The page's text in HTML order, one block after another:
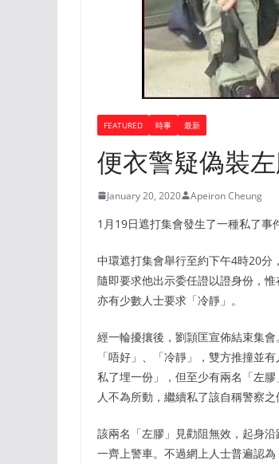
FEATURED 時事 最新
便衣警疑偽裝
January 20, 2020 Apeiron Cheung
1月19日遮打集會發生了一種私了事
中環遮打集會舉行至約下午4時20分
隨即要求他出示委任證以證身份，
亦有少數人士要求「冷靜」。
經一輪擾攘後，劉頴匡宣佈結束集
「唔好」、「冷靜」，雙方推撞並
私了埋一份」，但至少有兩名「左
人不為所動，繼續私了該自稱警察之
該兩名「左膠」見勸阻無效，起身
一齊上警車。不過網上人士普遍認